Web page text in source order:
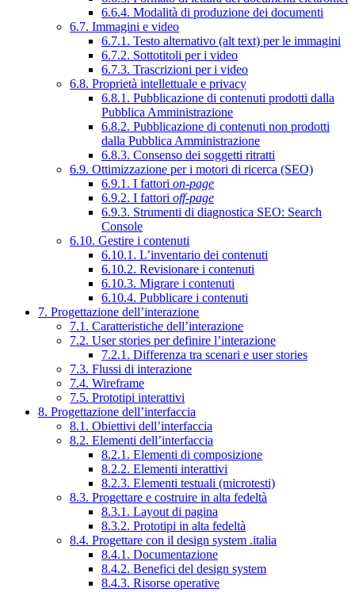
6.6.4. Modalità di produzione dei documenti
6.7. Immagini e video
6.7.1. Testo alternativo (alt text) per le immagini
6.7.2. Sottotitoli per i video
6.7.3. Trascrizioni per i video
6.8. Proprietà intellettuale e privacy
6.8.1. Pubblicazione di contenuti prodotti dalla
Pubblica Amministrazione
6.8.2. Pubblicazione di contenuti non prodotti
dalla Pubblica Amministrazione
6.8.3. Consenso dei soggetti ritratti
6.9. Ottimizzazione per i motori di ricerca (SEO)
6.9.1. I fattori on-page
6.9.2. I fattori off-page
6.9.3. Strumenti di diagnostica SEO: Search
Console
6.10. Gestire i contenuti
6.10.1. L’inventario dei contenuti
6.10.2. Revisionare i contenuti
6.10.3. Migrare i contenuti
6.10.4. Pubblicare i contenuti
7. Progettazione dell’interazione
7.1. Caratteristiche dell’interazione
7.2. User stories per definire l’interazione
7.2.1. Differenza tra scenari e user stories
7.3. Flussi di interazione
7.4. Wireframe
7.5. Prototipi interattivi
8. Progettazione dell’interfaccia
8.1. Obiettivi dell’interfaccia
8.2. Elementi dell’interfaccia
8.2.1. Elementi di composizione
8.2.2. Elementi interattivi
8.2.3. Elementi testuali (microtesti)
8.3. Progettare e costruire in alta fedeltà
8.3.1. Layout di pagina
8.3.2. Prototipi in alta fedeltà
8.4. Progettare con il design system .italia
8.4.1. Documentazione
8.4.2. Benefici del design system
8.4.3. Risorse operative